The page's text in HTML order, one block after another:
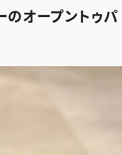
のオープントゥパ